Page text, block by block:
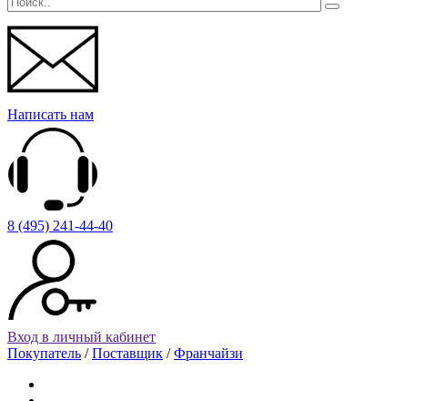
Написать нам
8 (495) 241-44-40
Вход в личный кабинет
Покупатель /Поставщик /Франчайзи